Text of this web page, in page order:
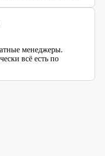
менеджеры.
всё есть по